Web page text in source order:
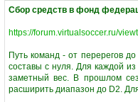
Сбор средств в фонд
https://forum.virtualsoccer.ru/
Путь команд - от перерегов
составы с нуля. Для каждой
заметный вес. В прошлом
расширить диапазон до D2.